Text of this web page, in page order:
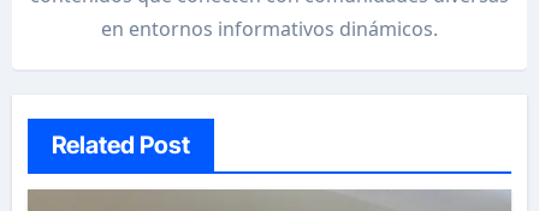
en entornos informativos dinámicos.
Related Post